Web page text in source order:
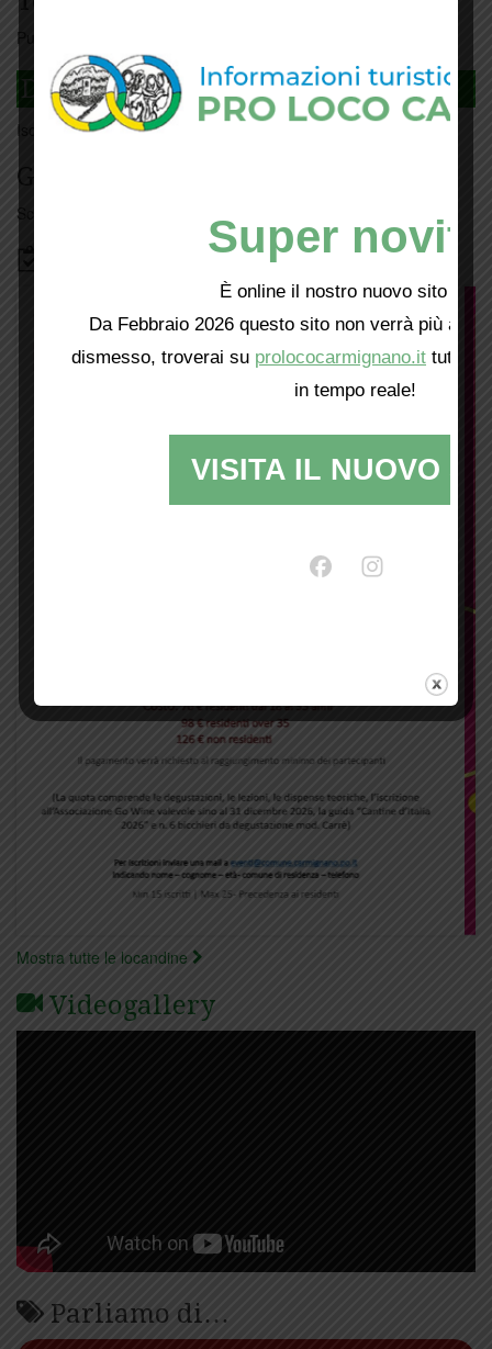
Puoi tesserarti online
DAGLI L'ANDA
Iscrivitiqui
Giorno per giorno a Carmignano
Scopri tutti gli eventi
Mostra tutte le locandine
Videogallery
Parliamo di…
Super
È online il nostro nuovo sito web!
Da Febbraio 2026 questo sito non verrà più
dismesso, troverai su prolococarmignano.it tutti i
in tempo reale!
VISITA IL NUOVO